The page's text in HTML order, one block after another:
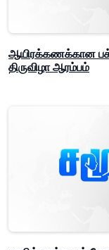
ஆயிரக்கணக்கான
திருவிழா ஆரம்பம்